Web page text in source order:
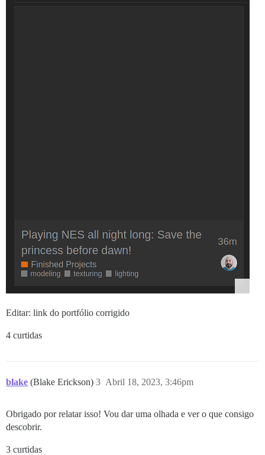
Editar: link do portfólio corrigido
4 curtidas
blake (Blake Erickson) Abril 18, 2023, 3:46pm
3
Obrigado por relatar isso! Vou dar uma olhada e ver o que consigo
descobrir.
3 curtidas